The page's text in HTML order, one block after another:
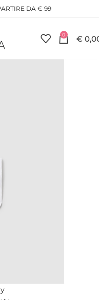
DA € 99
0 €